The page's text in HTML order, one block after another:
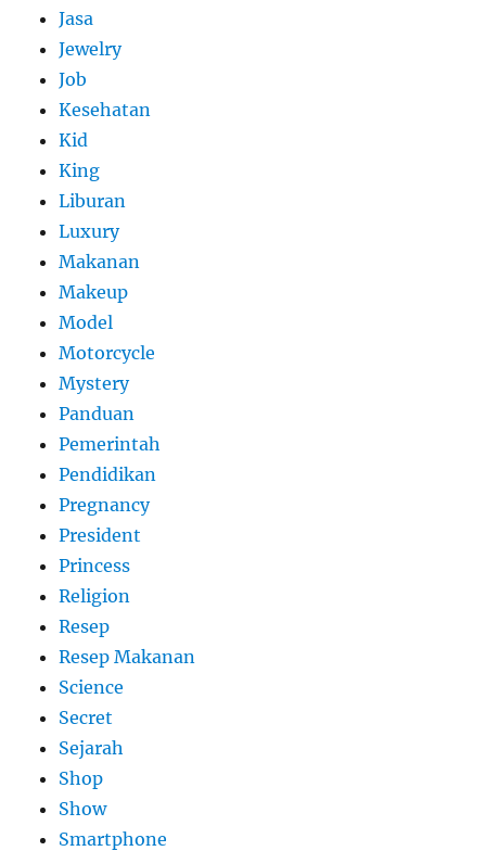
Jasa
Jewelry
Job
Kesehatan
Kid
King
Liburan
Luxury
Makanan
Makeup
Model
Motorcycle
Mystery
Panduan
Pemerintah
Pendidikan
Pregnancy
President
Princess
Religion
Resep
Resep Makanan
Science
Secret
Sejarah
Shop
Show
Smartphone